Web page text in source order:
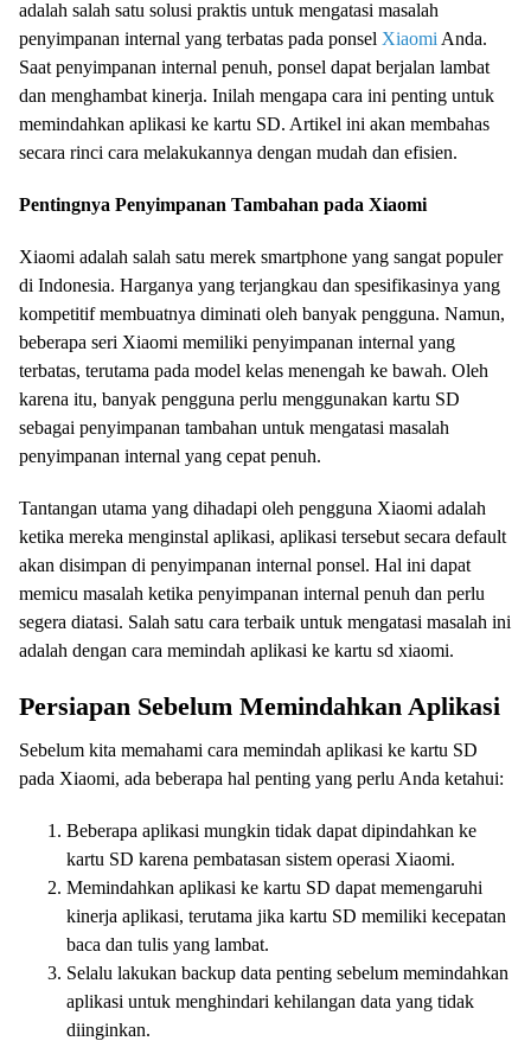
adalah salah satu solusi praktis untuk mengatasi masalah
penyimpanan internal yang terbatas pada ponsel Xiaomi Anda.
Saat penyimpanan internal penuh, ponsel dapat berjalan lambat
dan menghambat kinerja. Inilah mengapa cara ini penting untuk
memindahkan aplikasi ke kartu SD. Artikel ini akan membahas
secara rinci cara melakukannya dengan mudah dan efisien.
Pentingnya Penyimpanan Tambahan pada Xiaomi
Xiaomi adalah salah satu merek smartphone yang sangat populer
di Indonesia. Harganya yang terjangkau dan spesifikasinya yang
kompetitif membuatnya diminati oleh banyak pengguna. Namun,
beberapa seri Xiaomi memiliki penyimpanan internal yang
terbatas, terutama pada model kelas menengah ke bawah. Oleh
karena itu, banyak pengguna perlu menggunakan kartu SD
sebagai penyimpanan tambahan untuk mengatasi masalah
penyimpanan internal yang cepat penuh.
Tantangan utama yang dihadapi oleh pengguna Xiaomi adalah
ketika mereka menginstal aplikasi, aplikasi tersebut secara default
akan disimpan di penyimpanan internal ponsel. Hal ini dapat
memicu masalah ketika penyimpanan internal penuh dan perlu
segera diatasi. Salah satu cara terbaik untuk mengatasi masalah ini
adalah dengan cara memindah aplikasi ke kartu sd xiaomi.
Persiapan Sebelum Memindahkan Aplikasi
Sebelum kita memahami cara memindah aplikasi ke kartu SD
pada Xiaomi, ada beberapa hal penting yang perlu Anda ketahui:
Beberapa aplikasi mungkin tidak dapat dipindahkan ke
kartu SD karena pembatasan sistem operasi Xiaomi.
Memindahkan aplikasi ke kartu SD dapat memengaruhi
kinerja aplikasi, terutama jika kartu SD memiliki kecepatan
baca dan tulis yang lambat.
Selalu lakukan backup data penting sebelum memindahkan
aplikasi untuk menghindari kehilangan data yang tidak
diinginkan.